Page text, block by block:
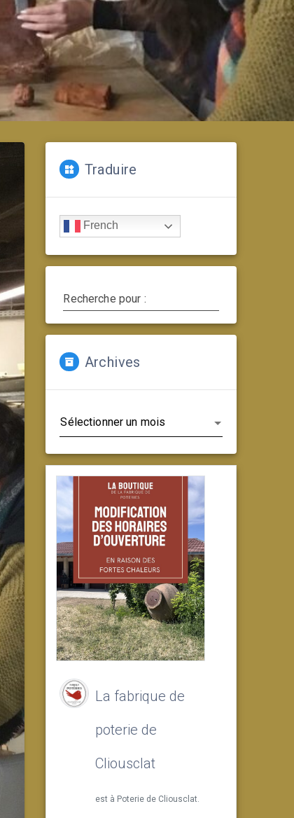
Traduire
French
Recherche pour :
Archives
La fabrique de
poterie de
Cliousclat
est à Poterie de Cliousclat.